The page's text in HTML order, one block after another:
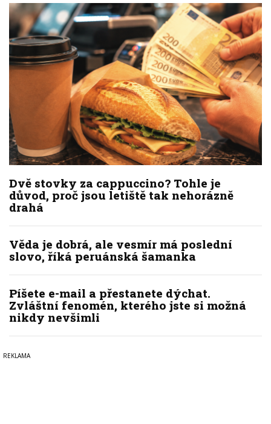
Dvě stovky za cappuccino? Tohle je
důvod, proč jsou letiště tak nehorázně
drahá
Věda je dobrá, ale vesmír má poslední
slovo, říká peruánská šamanka
Píšete e-mail a přestanete dýchat.
Zvláštní fenomén, kterého jste si možná
nikdy nevšimli